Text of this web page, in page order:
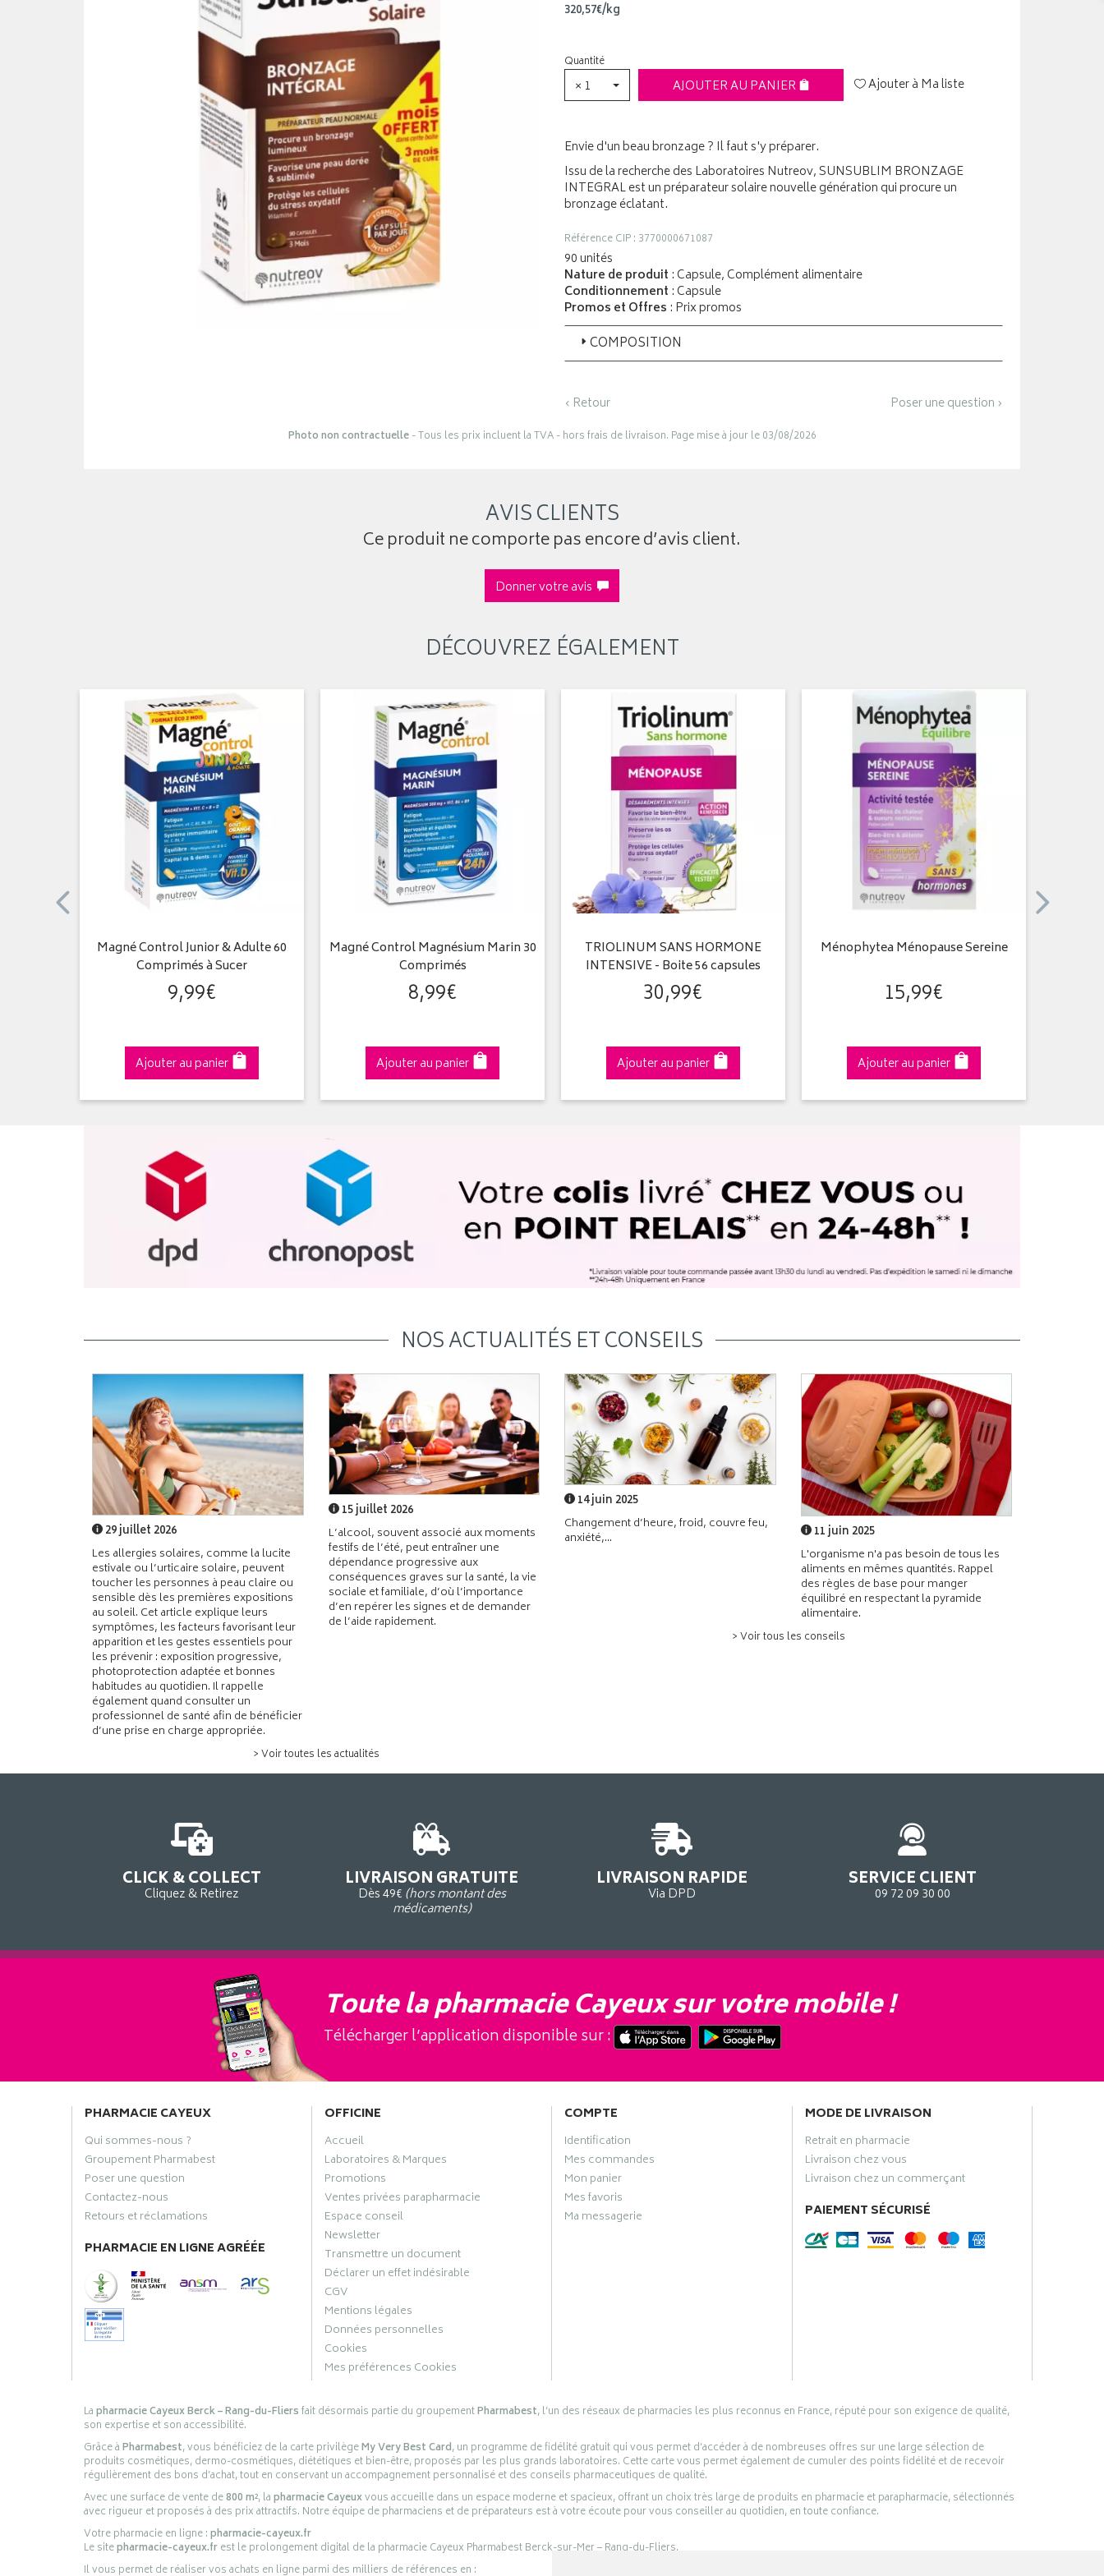
320,57€/kg
Quantité
× 1 AJOUTER AU PANIER Ajouter à Ma liste
Envie d'un beau bronzage ? Il faut s'y préparer.
Issu de la recherche des Laboratoires Nutreov, SUNSUBLIM BRONZAGE
INTEGRAL est un préparateur solaire nouvelle génération qui procure un
bronzage éclatant.
Référence CIP : 3770000671087
90 unités
Nature de produit : Capsule, Complément alimentaire
Conditionnement : Capsule
Promos et Offres : Prix promos
COMPOSITION
‹ Retour Poser une question ›
Photo non contractuelle- Tous les prix incluent la TVA - hors frais de livraison. Page mise à jour le 03/08/2026
AVIS CLIENTS
Ce produit ne comporte pas encore d’avis client.
Donner votre avis
DÉCOUVREZ ÉGALEMENT
Magné Control Junior & Adulte 60
Comprimés à Sucer
9,99€
Ajouter au panier
Magné Control Magnésium Marin 30
Comprimés
8,99€
Ajouter au panier
TRIOLINUM SANS HORMONE
INTENSIVE - Boite 56 capsules
30,99€
Ajouter au panier
Ménophytea Ménopause Sereine
15,99€
Ajouter au panier
NOS ACTUALITÉS ET CONSEILS
29 juillet 2026
Les allergies solaires, comme la lucite
estivale ou l’urticaire solaire, peuvent
toucher les personnes à peau claire ou
sensible dès les premières expositions
au soleil. Cet article explique leurs
symptômes, les facteurs favorisant leur
apparition et les gestes essentiels pour
les prévenir : exposition progressive,
photoprotection adaptée et bonnes
habitudes au quotidien. Il rappelle
également quand consulter un
professionnel de santé afin de bénéficier
d’une prise en charge appropriée.
15 juillet 2026
L’alcool, souvent associé aux moments
festifs de l’été, peut entraîner une
dépendance progressive aux
conséquences graves sur la santé, la vie
sociale et familiale, d’où l’importance
d’en repérer les signes et de demander
de l’aide rapidement.
> Voir toutes les actualités
14 juin 2025
Changement d’heure, froid, couvre feu,
anxiété,...
11 juin 2025
L'organisme n'a pas besoin de tous les
aliments en mêmes quantités. Rappel
des règles de base pour manger
équilibré en respectant la pyramide
alimentaire.
> Voir tous les conseils
CLICK & COLLECT
Cliquez & Retirez
LIVRAISON GRATUITE
Dès 49€ (hors montant des
médicaments)
LIVRAISON RAPIDE
Via DPD
SERVICE CLIENT
09 72 09 30 00
Toute la pharmacie Cayeux sur votre mobile !
Télécharger l’application disponible sur :
PHARMACIE CAYEUX
Qui sommes-nous ?
Groupement Pharmabest
Poser une question
Contactez-nous
Retours et réclamations
PHARMACIE EN LIGNE AGRÉÉE
OFFICINE
Accueil
Laboratoires & Marques
Promotions
Ventes privées parapharmacie
Espace conseil
Newsletter
Transmettre un document
Déclarer un effet indésirable
CGV
Mentions légales
Données personnelles
Cookies
Mes préférences Cookies
COMPTE
Identification
Mes commandes
Mon panier
Mes favoris
Ma messagerie
MODE DE LIVRAISON
Retrait en pharmacie
Livraison chez vous
Livraison chez un commerçant
PAIEMENT SÉCURISÉ
Lapharmacie Cayeux Berck – Rang-du-Fliersfait désormais partie du groupementPharmabest, l’un des réseaux de pharmacies les plus reconnus en France, réputé pour son exigence de qualité,
son expertise et son accessibilité.
Grâce àPharmabest, vous bénéficiez de la carte privilègeMy Very Best Card, un programme de fidélité gratuit qui vous permet d’accéder à de nombreuses offres sur une large sélection de
produits cosmétiques, dermo-cosmétiques, diététiques et bien-être, proposés par les plus grands laboratoires. Cette carte vous permet également de cumuler des points fidélité et de recevoir
régulièrement des bons d’achat, tout en conservant un accompagnement personnalisé et des conseils pharmaceutiques de qualité.
Avec une surface de vente de800 m², lapharmacie Cayeuxvous accueille dans un espace moderne et spacieux, offrant un choix très large de produits en pharmacie et parapharmacie, sélectionnés
avec rigueur et proposés à des prix attractifs. Notre équipe de pharmaciens et de préparateurs est à votre écoute pour vous conseiller au quotidien, en toute confiance.
Votre pharmacie en ligne :pharmacie-cayeux.fr
Le sitepharmacie-cayeux.frest le prolongement digital de la pharmacie Cayeux Pharmabest Berck-sur-Mer – Rang-du-Fliers.
Il vous permet de réaliser vos achats en ligne parmi des milliers de références en :